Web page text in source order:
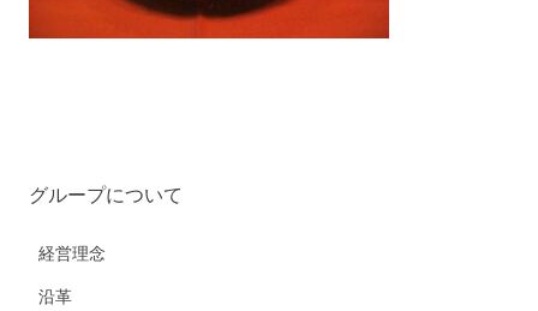
グループについて
経営理念
沿革